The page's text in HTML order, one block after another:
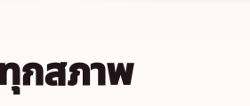
กสภาพ